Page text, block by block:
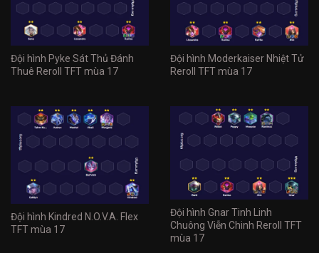
Đội hình Pyke Sát Thủ Đánh
Thuê Reroll TFT mùa 17
Đội hình Moderkaiser Nhiệt Tử
Reroll TFT mùa 17
Đội hình Kindred N.O.V.A. Flex
TFT mùa 17
Đội hình Gnar Tinh Linh
Chuông Viễn Chinh Reroll TFT
mùa 17